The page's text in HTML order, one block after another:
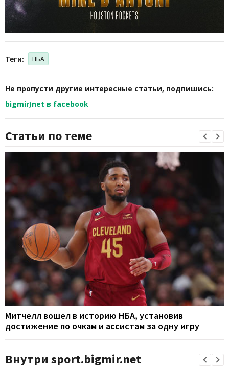
Теги: НБА
Не пропусти другие интересные статьи, подпишись:
bigmir)net в facebook
Статьи по теме
Митчелл вошел в историю НБА, установив
достижение по очкам и ассистам за одну игру
Внутри sport.bigmir.net